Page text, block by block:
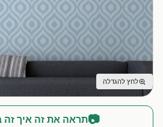
לחץ להגדלה
📷תראה את זה איך זה